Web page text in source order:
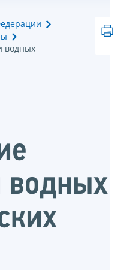
водных
водных